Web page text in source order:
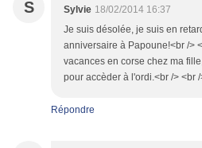
S Sylvie 18/02/2014 16:37
Je suis désolée, je suis en
anniversaire à Papoune!<br />
vacances en corse chez ma
pour accèder à l'ordi.<br /> <br
Répondre